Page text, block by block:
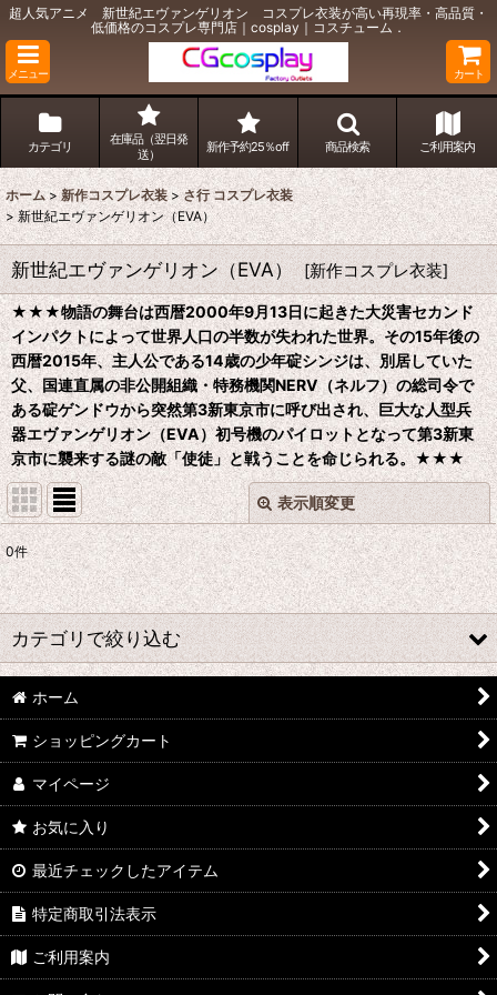
超人気アニメ 新世紀エヴァンゲリオン コスプレ衣装が高い再現率・高品質・
低価格のコスプレ専門店｜cosplay｜コスチューム．
メニュー カート
カテゴリ
在庫品（翌日発
送）
新作予約25％off 商品検索 ご利用案内
ホーム > 新作コスプレ衣装 > さ行 コスプレ衣装
> 新世紀エヴァンゲリオン（EVA）
新世紀エヴァンゲリオン（EVA） [新作コスプレ衣装]
★★★物語の舞台は西暦2000年9月13日に起きた大災害セカンド
インパクトによって世界人口の半数が失われた世界。その15年後の
西暦2015年、主人公である14歳の少年碇シンジは、別居していた
父、国連直属の非公開組織・特務機関NERV（ネルフ）の総司令で
ある碇ゲンドウから突然第3新東京市に呼び出され、巨大な人型兵
器エヴァンゲリオン（EVA）初号機のパイロットとなって第3新東
京市に襲来する謎の敵「使徒」と戦うことを命じられる。★★★
表示順変更
表示数:
並び順:
閉じる
0件
カテゴリで絞り込む
さ行 コスプレ衣装 (全商品)
千銃士
戦刻ナイトブラッド
ゾンビランドサガ
ジョジョの奇妙な冒険
ホーム
ショッピングカート
マイページ
お気に入り
最近チェックしたアイテム
特定商取引法表示
ご利用案内